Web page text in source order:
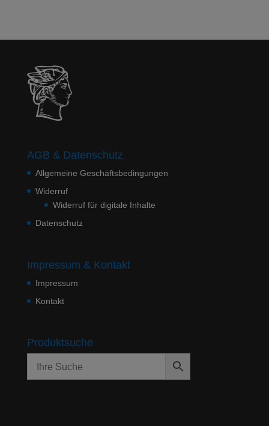
AGB & Datenschutz
Allgemeine Geschäftsbedingungen
Widerruf
Widerruf für digitale Inhalte
Datenschutz
Impressum & Kontakt
Impressum
Kontakt
Produktsuche